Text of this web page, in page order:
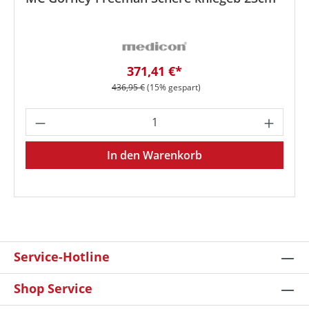
Verkaufspreis:
371,41 €*
Regulärer Preis:
436,95 €(15% gespart)
Produkt Anzahl: Gib den
In den Warenkorb
Service-Hotline
Shop Service